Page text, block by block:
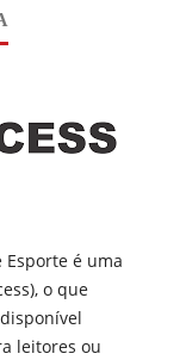
Esporte é uma
o que
leitores ou